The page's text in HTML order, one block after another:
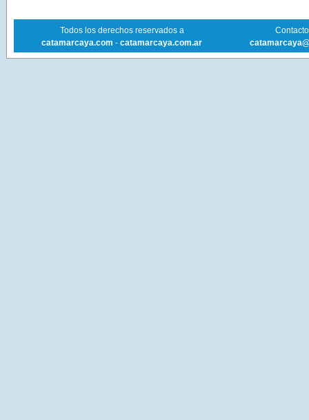
Todos los derechos reservados a
catamarcaya.com - catamarcaya.com.ar